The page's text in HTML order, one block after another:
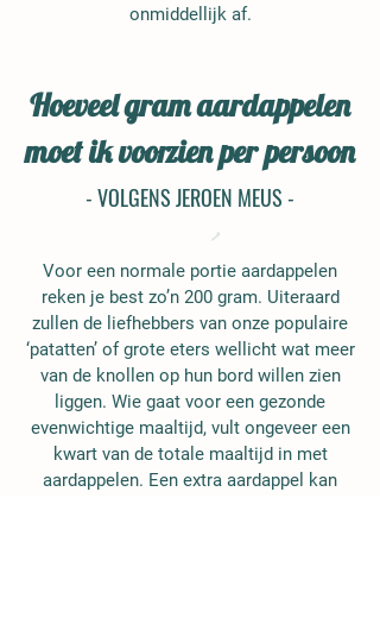
onmiddellijk af.
Hoeveel gram aardappelen
moet ik voorzien per persoon
- VOLGENS JEROEN MEUS -
Voor een normale portie aardappelen
reken je best zo’n 200 gram. Uiteraard
zullen de liefhebbers van onze populaire
‘patatten’ of grote eters wellicht wat meer
van de knollen op hun bord willen zien
liggen. Wie gaat voor een gezonde
evenwichtige maaltijd, vult ongeveer een
kwart van de totale maaltijd in met
aardappelen. Een extra aardappel kan